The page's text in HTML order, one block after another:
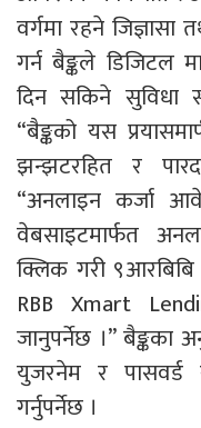
वर्गमा रहने
गर्न बैङ्कले डिजिटल
दिन सकिने सुविधा
“बैङ्कको यस
झन्झटरहित र
“अनलाइन कर्जा
वेबसाइटमार्फत
क्लिक गरी ९आरबिबि
RBB Xmart
जानुपर्नेछ ।” बैङ्कका
युजरनेम र पासवर्ड
गर्नुपर्नेछ ।